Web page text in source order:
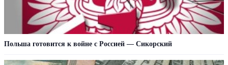
Польша готовится к войне с Россией — Сикорский